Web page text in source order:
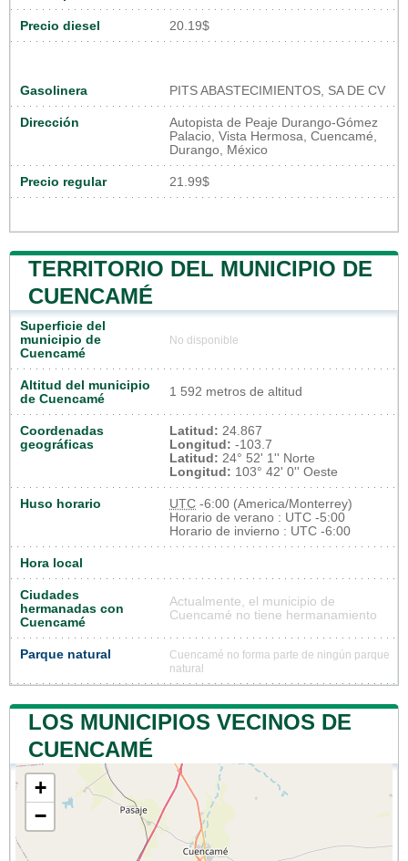
Precio diesel 20.19$
Gasolinera PITS ABASTECIMIENTOS, SA DE CV
Dirección
Autopista de Peaje Durango-Gómez
Palacio, Vista Hermosa, Cuencamé,
Durango, México
Precio regular 21.99$
TERRITORIO DEL MUNICIPIO DE
CUENCAMÉ
Superficie del
municipio de
Cuencamé
No disponible
Altitud del municipio
de Cuencamé
1 592 metros de altitud
Coordenadas
geográficas
Latitud: 24.867
Longitud: -103.7
Latitud: 24° 52' 1'' Norte
Longitud: 103° 42' 0'' Oeste
Huso horario UTC -6:00 (America/Monterrey)
Horario de verano : UTC -5:00
Horario de invierno : UTC -6:00
Hora local
Ciudades
hermanadas con
Cuencamé
Actualmente, el municipio de
Cuencamé no tiene hermanamiento
Parque natural
Cuencamé no forma parte de ningún parque
natural
LOS MUNICIPIOS VECINOS DE
CUENCAMÉ
+
−